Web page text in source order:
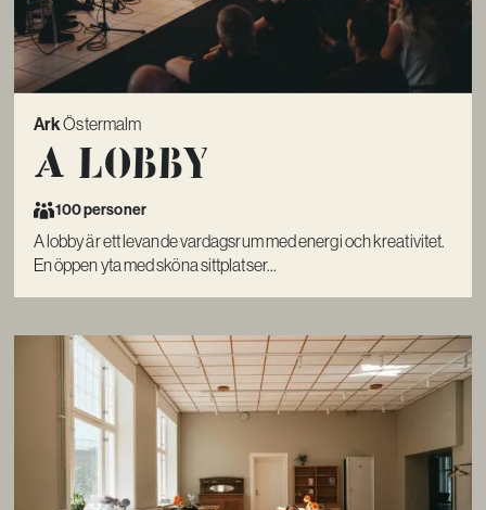
ArkÖstermalm
A lobby
100 personer
A lobby är ett levande vardagsrum med energi och kreativitet.
En öppen yta med sköna sittplatser...